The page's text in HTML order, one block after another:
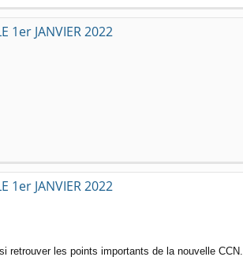
1er JANVIER 2022
1er JANVIER 2022
retrouver les points importants de la nouvelle CCN.